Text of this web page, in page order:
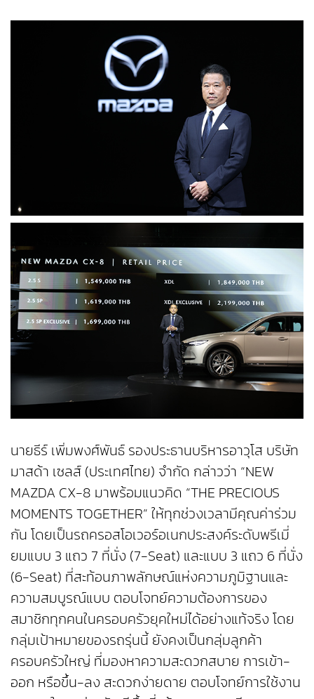
นายธีร์ เพิ่มพงศ์พันธ์ รองประธานบริหารอาวุโส บริษัท
มาสด้า เซลส์ (ประเทศไทย) จำกัด กล่าวว่า “NEW
MAZDA CX-8 มาพร้อมแนวคิด “THE PRECIOUS
MOMENTS TOGETHER” ให้ทุกช่วงเวลามีคุณค่าร่วม
กัน โดยเป็นรถครอสโอเวอร์อเนกประสงค์ระดับพรีเมี่
ยมแบบ 3 แถว 7 ที่นั่ง (7-Seat) และแบบ 3 แถว 6 ที่นั่ง
(6-Seat) ที่สะท้อนภาพลักษณ์แห่งความภูมิฐานและ
ความสมบูรณ์แบบ ตอบโจทย์ความต้องการของ
สมาชิกทุกคนในครอบครัวยุคใหม่ได้อย่างแท้จริง โดย
กลุ่มเป้าหมายของรถรุ่นนี้ ยังคงเป็นกลุ่มลูกค้า
ครอบครัวใหญ่ ที่มองหาความสะดวกสบาย การเข้า-
ออก หรือขึ้น-ลง สะดวกง่ายดาย ตอบโจทย์การใช้งาน